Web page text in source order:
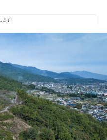
ます